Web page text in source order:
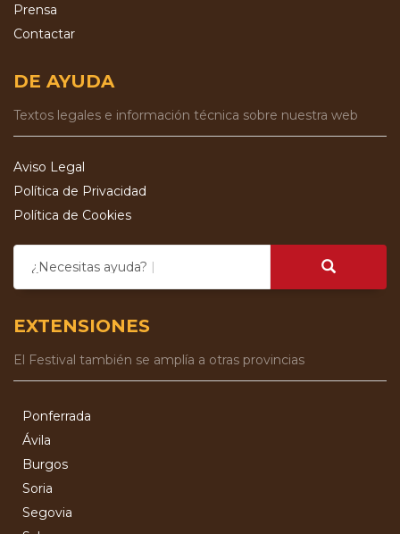
Prensa
Contactar
DE AYUDA
Textos legales e información técnica sobre nuestra web
Aviso Legal
Política de Privacidad
Política de Cookies
¿Necesitas ayuda?
EXTENSIONES
El Festival también se amplía a otras provincias
Ponferrada
Ávila
Burgos
Soria
Segovia